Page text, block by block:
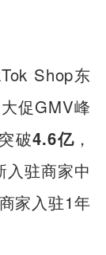
Shop东
大促GMV峰
破4.6亿 ，
驻商家中
家入驻1年